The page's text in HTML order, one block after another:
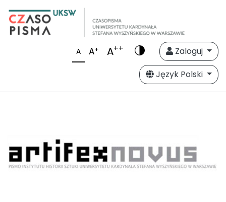
A A+ A++
Zaloguj
Język Polski